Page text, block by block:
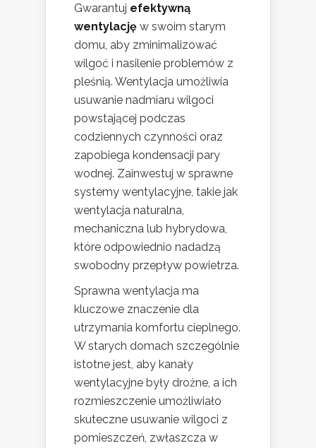
Gwarantuj efektywną
wentylację w swoim starym
domu, aby zminimalizować
wilgoć i nasilenie problemów z
pleśnią. Wentylacja umożliwia
usuwanie nadmiaru wilgoci
powstającej podczas
codziennych czynności oraz
zapobiega kondensacji pary
wodnej. Zainwestuj w sprawne
systemy wentylacyjne, takie jak
wentylacja naturalna,
mechaniczna lub hybrydowa,
które odpowiednio nadadzą
swobodny przepływ powietrza.
Sprawna wentylacja ma
kluczowe znaczenie dla
utrzymania komfortu cieplnego.
W starych domach szczególnie
istotne jest, aby kanały
wentylacyjne były drożne, a ich
rozmieszczenie umożliwiało
skuteczne usuwanie wilgoci z
pomieszczeń, zwłaszcza w